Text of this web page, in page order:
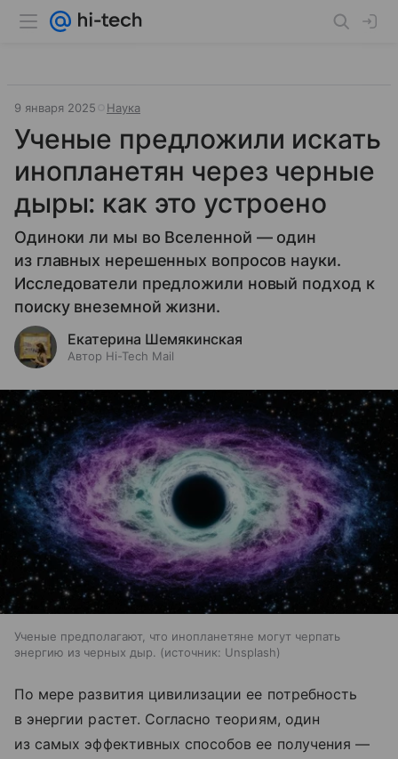
9 января 2025 Наука
Ученые предложили искать
инопланетян через черные
дыры: как это устроено
Одиноки ли мы во Вселенной — один
из главных нерешенных вопросов науки.
Исследователи предложили новый подход к
поиску внеземной жизни.
Екатерина Шемякинская
Автор Hi-Tech Mail
Ученые предполагают, что инопланетяне могут черпать
энергию из черных дыр.
источник: Unsplash
По мере развития цивилизации ее потребность
в энергии растет. Согласно теориям, один
из самых эффективных способов ее получения —